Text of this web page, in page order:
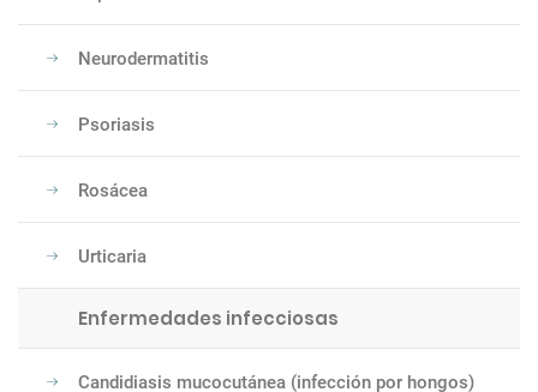
Neurodermatitis
Psoriasis
Rosácea
Urticaria
Enfermedades infecciosas
Candidiasis mucocutánea (infección por hongos)